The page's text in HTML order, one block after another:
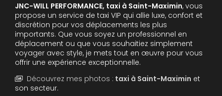
JNC-WILL PERFORMANCE, taxi à Saint-Maximin, vous
propose un service de taxi VIP qui allie luxe, confort et
discrétion pour vos déplacements les plus
importants. Que vous soyez un professionnel en
déplacement ou que vous souhaitiez simplement
voyager avec style, je mets tout en œuvre pour vous
offrir une expérience exceptionnelle.
Découvrez mes photos : taxi à Saint-Maximin et
son secteur.